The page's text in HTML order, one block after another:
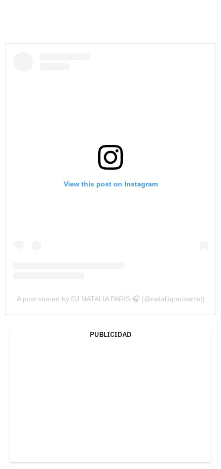
View this post on Instagram
A post shared by DJ NATALIA PARIS 🎧 (@nataliaparisartist)
PUBLICIDAD